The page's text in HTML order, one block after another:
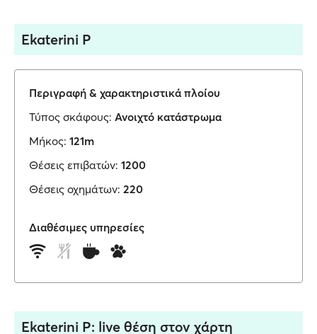
Ekaterini P
Περιγραφή & χαρακτηριστικά πλοίου
Τύπος σκάφους: Ανοιχτό κατάστρωμα
Μήκος: 121m
Θέσεις επιβατών: 1200
Θέσεις οχημάτων: 220
Διαθέσιμες υπηρεσίες
Ekaterini P: live θέση στον χάρτη